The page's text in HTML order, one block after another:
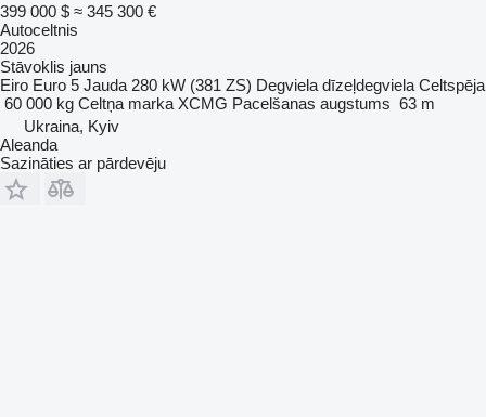
399 000 $ ≈ 345 300 €
Autoceltnis
2026
Stāvoklis jauns
Eiro Euro 5 Jauda 280 kW (381 ZS) Degviela dīzeļdegviela Celtspēja
60 000 kg Celtņa marka XCMG Pacelšanas augstums 63 m
Ukraina, Kyiv
Aleanda
Sazināties ar pārdevēju